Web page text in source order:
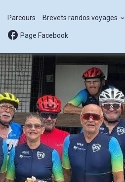
Parcours Brevets randos voyages
Page Facebook